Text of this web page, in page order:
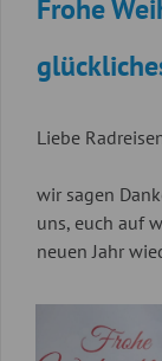
Frohe
Liebe
wir sagen
uns, euch auf
neuen Jahr